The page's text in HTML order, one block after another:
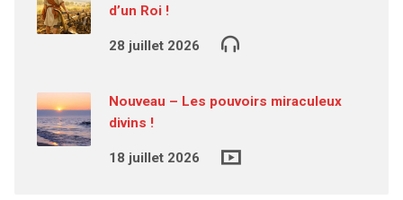
d’un Roi !
28 juillet 2026
Nouveau – Les pouvoirs miraculeux
divins !
18 juillet 2026